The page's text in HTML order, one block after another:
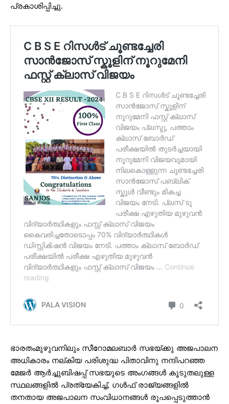
പ്രകാശിപ്പിച്ചു.
ഭാരതംമുഴുവനിലും സീറോമലബാര്‍ സഭയ്ക്കു അജപാലന
അധികാരം നല്കിയ പരിശുദ്ധ പിതാവിനു നന്ദിപറഞ്ഞ
മേജര്‍ ആര്‍ച്ചുബിഷപ്പ് സഭയുടെ അംഗങ്ങള്‍ കൂടുതലുള്ള
സ്ഥലങ്ങളില്‍ പ്രത്യേകിച്ച്, ഗള്‍ഫ് രാജ്യങ്ങളില്‍
തനതായ അജപാലന സംവിധാനങ്ങള്‍ രൂപപ്പെടുത്താന്‍